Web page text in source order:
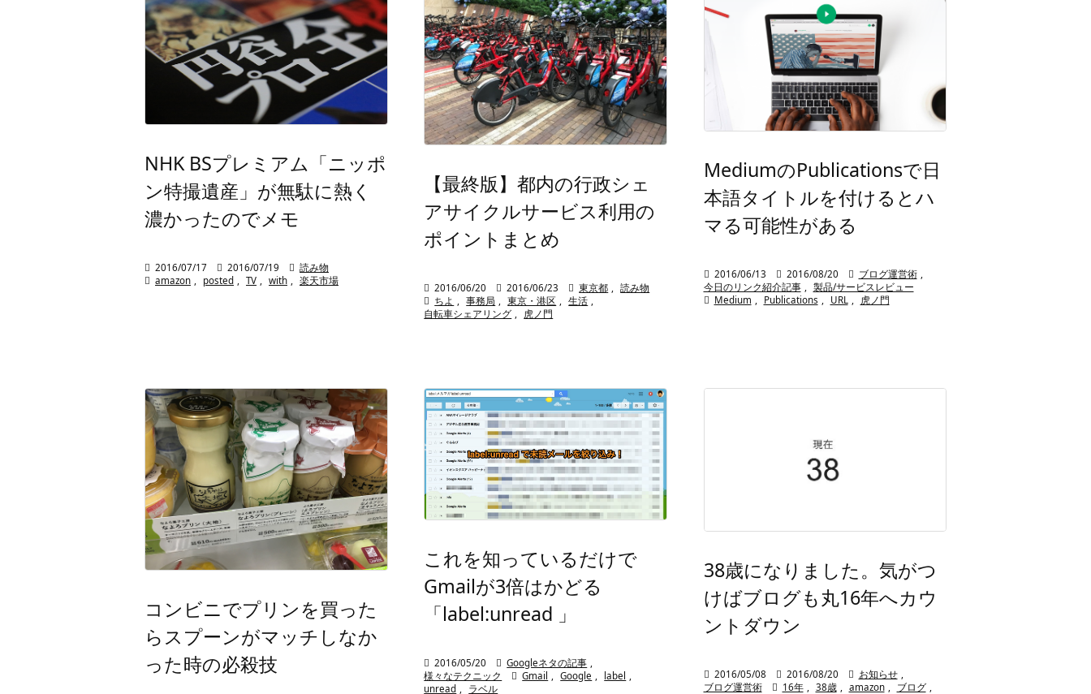
NHK BSプレミアム「ニッポ
ン特撮遺産」が無駄に熱く
濃かったのでメモ
 2016/07/17  2016/07/19  読み物
 amazon , posted , TV , with , 楽天市場
【最終版】都内の行政シェ
アサイクルサービス利用の
ポイントまとめ
 2016/06/20  2016/06/23  東京都
読み物
 ちよ 事務局 東京・港区 生活
自転車シェアリング
虎ノ門
MediumのPublicationsで日
本語タイトルを付けるとハ
マる可能性がある
 2016/06/13  2016/08/20  ブログ運営術
今日のリンク紹介記事
製品/サービスレビュー
 Medium Publications URL 虎ノ門
コンビニでプリンを買った
らスプーンがマッチしなか
った時の必殺技
これを知っているだけで
Gmailが3倍はかどる
「label:unread 」
 2016/05/20  Googleネタの記事
様々なテクニック
 Gmail Google label
unread
ラベル
38歳になりました。気がつ
けばブログも丸16年へカウ
ントダウン
 2016/05/08  2016/08/20  お知らせ
ブログ運営術
 16年 38歳 amazon ブログ